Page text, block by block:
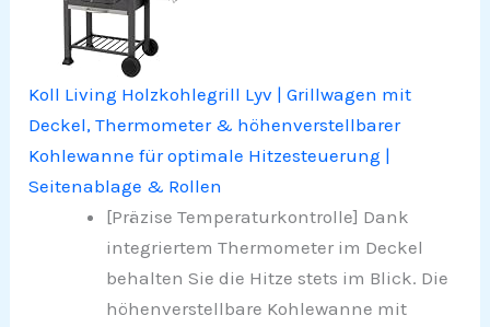
Koll Living Holzkohlegrill Lyv | Grillwagen mit
Deckel, Thermometer & höhenverstellbarer
Kohlewanne für optimale Hitzesteuerung |
Seitenablage & Rollen
[Präzise Temperaturkontrolle] Dank
integriertem Thermometer im Deckel
behalten Sie die Hitze stets im Blick. Die
höhenverstellbare Kohlewanne mit